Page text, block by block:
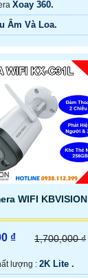
Xoay 360.
Âm Và Loa.
WIFI KBVISION
₫ 1,700,000 ₫
lượng : 2K Lite .